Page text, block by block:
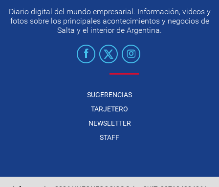
Diario digital del mundo empresarial. Información, videos y
fotos sobre los principales acontecimientos y negocios de
Salta y el interior de Argentina.
SUGERENCIAS
TARJETERO
NEWSLETTER
STAFF